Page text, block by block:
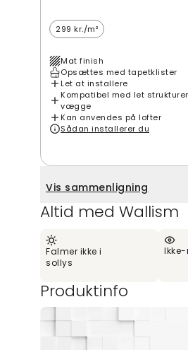
299 kr./m²
Mat finish
Opsættes med tapetklister
Let at installere
Kompatibel med let
vægge
Kan anvendes på lofter
Sådan installerer du
Vis sammenligning
Altid med Wallism
Falmer ikke i
sollys
Produktinfo